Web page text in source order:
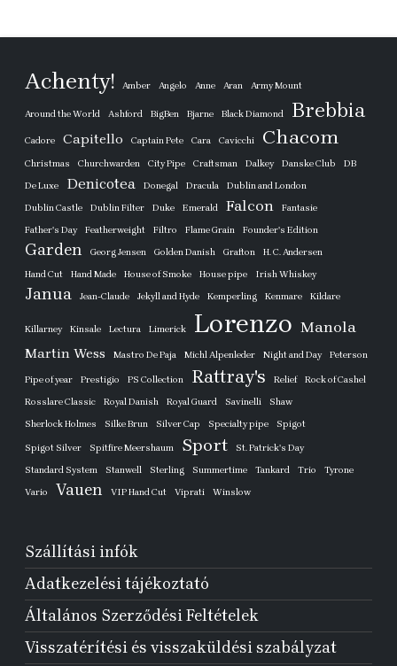
Achenty! Amber Angelo Anne Aran Army Mount
Around the World Ashford BigBen Bjarne Black Diamond Brebbia
Cadore Capitello Captain Pete Cara Cavicchi Chacom
Christmas Churchwarden City Pipe Craftsman Dalkey Danske Club
DB
De Luxe
Denicotea Donegal Dracula
Dublin and London
Dublin Castle
Dublin Filter Duke Emerald Falcon
Fantasie
Father's Day
Featherweight Filtro Flame Grain Founder's Edition
Garden Georg Jensen Golden Danish Grafton
H. C. Andersen
Hand Cut
Hand Made House of Smoke House pipe Irish Whiskey
Janua Jean-Claude Jekyll and Hyde Kemperling Kenmare Kildare
Killarney Kinsale Lectura Limerick Lorenzo Manola
Martin Wess Mastro De Paja Michl Alpenleder Night and Day Peterson
Pipe of year Prestigio PS Collection Rattray's Relief
Rock of Cashel
Rosslare Classic
Royal Danish Royal Guard Savinelli
Shaw
Sherlock Holmes
Silke Brun Silver Cap Specialty pipe Spigot
Spigot Silver Spitfire Meershaum Sport
St. Patrick's Day
Standard System
Stanwell Sterling Summertime Tankard Trio
Tyrone
Vario
Vauen VIP Hand Cut Viprati Winslow
Szállítási infók
Adatkezelési tájékoztató
Általános Szerződési Feltételek
Visszatérítési és visszaküldési szabályzat